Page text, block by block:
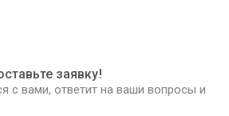
заявку!
с вами, ответит на ваши вопросы и